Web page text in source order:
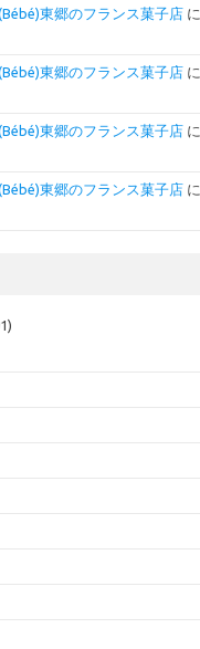
東郷のフランス菓子店に
東郷のフランス菓子店に
東郷のフランス菓子店に
東郷のフランス菓子店に